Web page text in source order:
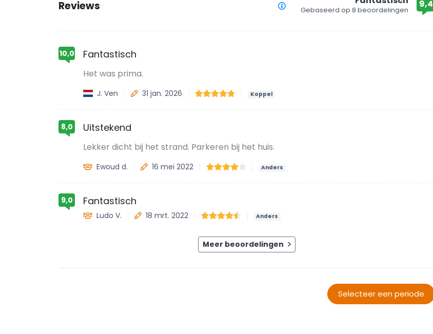
Reviews Gebaseerd op 8 beoordelingen
9,4
10,0 Fantastisch
Het was prima.
J. Ven 31 jan. 2026 Koppel
8,0 Uitstekend
Lekker dicht bij het strand. Parkeren bij het huis.
Ewoud d. 16 mei 2022 Anders
9,0 Fantastisch
Ludo V. 18 mrt. 2022 Anders
Meer beoordelingen
Selecteer een periode